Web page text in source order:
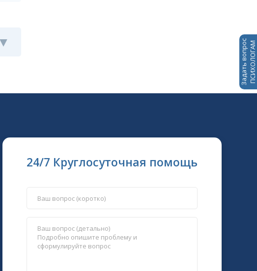
Задать вопросПСИХОЛОГАМ
24/7 Круглосуточная помощь